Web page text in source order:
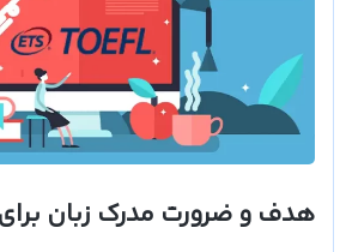
هدف و ضرورت مدرک زبان